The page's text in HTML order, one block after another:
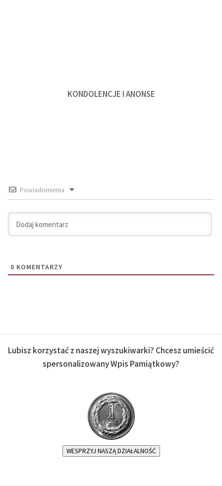
KONDOLENCJE I ANONSE
Powiadomienia
0 KOMENTARZY
Lubisz korzystać z naszej wyszukiwarki? Chcesz umieścić
spersonalizowany Wpis Pamiątkowy?
WESPRZYJ NASZĄ DZIAŁALNOŚĆ